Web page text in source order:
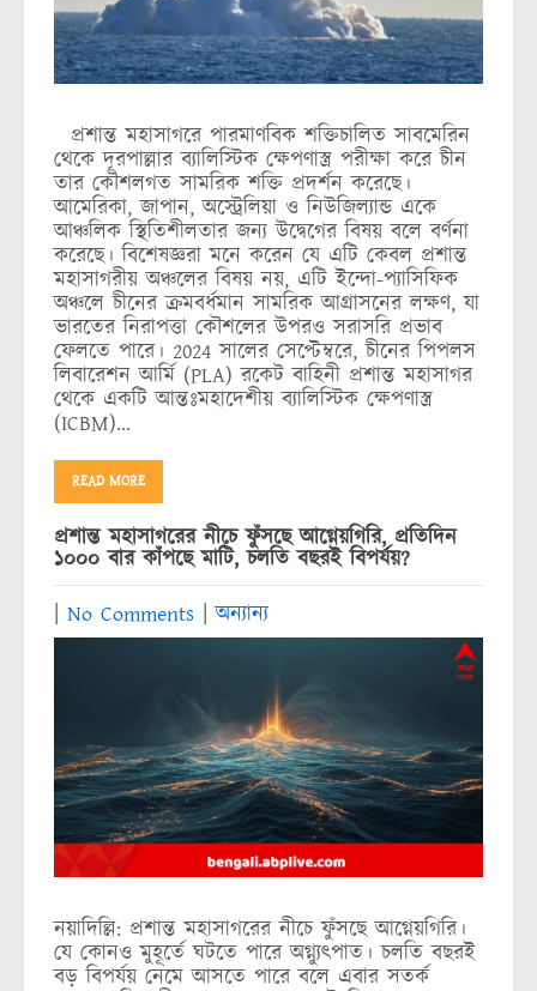
প্রশান্ত মহাসাগরে পারমাণবিক শক্তিচালিত সাবমেরিন
থেকে দূরপাল্লার ব্যালিস্টিক ক্ষেপণাস্ত্র পরীক্ষা করে চীন
তার কৌশলগত সামরিক শক্তি প্রদর্শন করেছে।
আমেরিকা, জাপান, অস্ট্রেলিয়া ও নিউজিল্যান্ড একে
আঞ্চলিক স্থিতিশীলতার জন্য উদ্বেগের বিষয় বলে বর্ণনা
করেছে। বিশেষজ্ঞরা মনে করেন যে এটি কেবল প্রশান্ত
মহাসাগরীয় অঞ্চলের বিষয় নয়, এটি ইন্দো-প্যাসিফিক
অঞ্চলে চীনের ক্রমবর্ধমান সামরিক আগ্রাসনের লক্ষণ, যা
ভারতের নিরাপত্তা কৌশলের উপরও সরাসরি প্রভাব
ফেলতে পারে। 2024 সালের সেপ্টেম্বরে, চীনের পিপলস
লিবারেশন আর্মি (PLA) রকেট বাহিনী প্রশান্ত মহাসাগর
থেকে একটি আন্তঃমহাদেশীয় ব্যালিস্টিক ক্ষেপণাস্ত্র
(ICBM)…
READ MORE
প্রশান্ত মহাসাগরের নীচে ফুঁসছে আগ্নেয়গিরি, প্রতিদিন
১০০০ বার কাঁপছে মাটি, চলতি বছরই বিপর্যয়?
No Comments |অন্যান্য
নয়াদিল্লি: প্রশান্ত মহাসাগরের নীচে ফুঁসছে আগ্নেয়গিরি।
যে কোনও মুহূর্তে ঘটতে পারে অগ্ন্যুৎপাত। চলতি বছরই
বড় বিপর্যয় নেমে আসতে পারে বলে এবার সতর্ক